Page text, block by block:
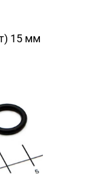
15 мм